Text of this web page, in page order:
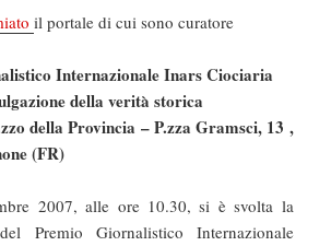
il portale di cui sono curatore
Internazionale Inars Ciociaria
della verità storica
della Provincia – P.zza Gramsci, 13 ,
(FR)
2007, alle ore 10.30, si è svolta la
Premio Giornalistico Internazionale